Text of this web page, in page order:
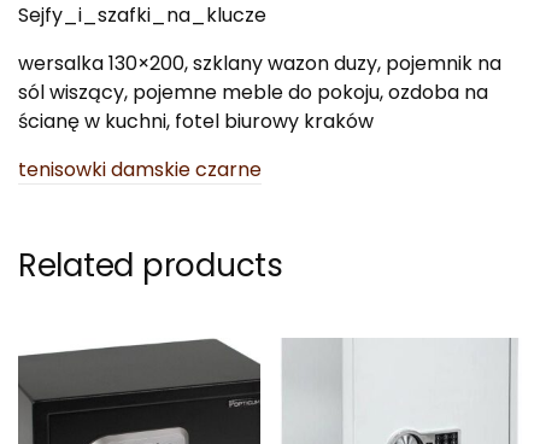
Sejfy_i_szafki_na_klucze
wersalka 130×200, szklany wazon duzy, pojemnik na
sól wiszący, pojemne meble do pokoju, ozdoba na
ścianę w kuchni, fotel biurowy kraków
tenisowki damskie czarne
Related products